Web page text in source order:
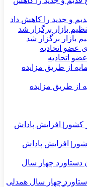
و جدید را کاهش داد
بازار برگزار شد
اتحادیه
از طریق مزایده
افزایش پاداش
چهار سال همدلی